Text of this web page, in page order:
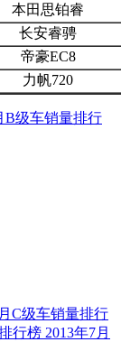
本田思铂睿
长安睿骋
帝豪EC8
力帆720
B级车销量排行
C级车销量排行
行榜 2013年7月